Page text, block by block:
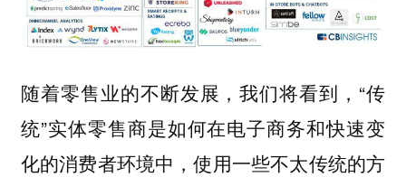
随着零售业的不断发展，我们将看到，“传
统”实体零售商是如何在电子商务和快速变
化的消费者环境中，使用一些不太传统的方